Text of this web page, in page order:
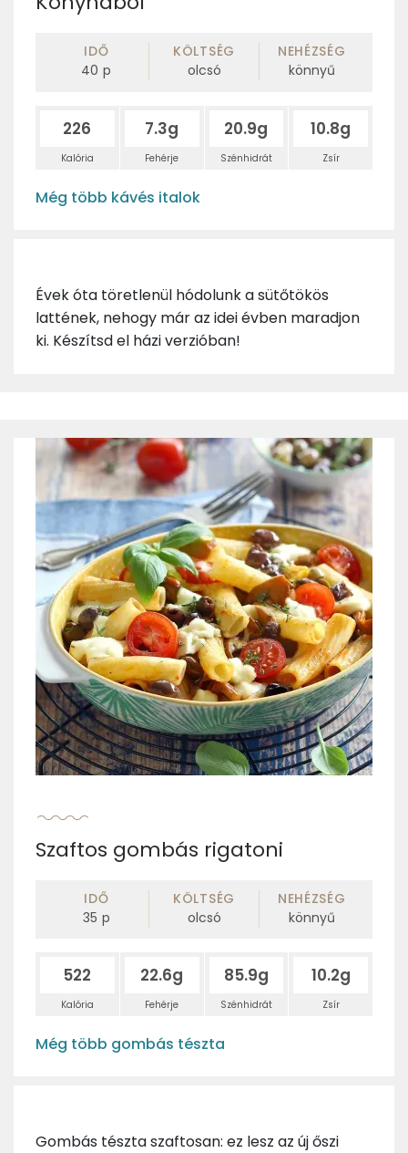
IDŐ
40 p
KÖLTSÉG
olcsó
NEHÉZSÉG
könnyű
226
Kalória
7.3g
Fehérje
20.9g
Szénhidrát
10.8g
Zsír
Még több kávés italok
Évek óta töretlenül hódolunk a sütőtökös
lattének, nehogy már az idei évben maradjon
ki. Készítsd el házi verzióban!
Szaftos gombás rigatoni
IDŐ
35 p
KÖLTSÉG
olcsó
NEHÉZSÉG
könnyű
522
Kalória
22.6g
Fehérje
85.9g
Szénhidrát
10.2g
Zsír
Még több gombás tészta
Gombás tészta szaftosan: ez lesz az új őszi